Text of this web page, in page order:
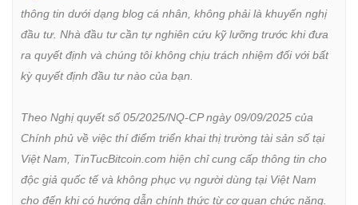
thông tin dưới dạng blog cá nhân, không phải là khuyến nghị
đầu tư. Nhà đầu tư cần tự nghiên cứu kỹ lưỡng trước khi đưa
ra quyết định và chúng tôi không chịu trách nhiệm đối với bất
kỳ quyết định đầu tư nào của bạn.
Theo Nghị quyết số 05/2025/NQ-CP ngày 09/09/2025 của
Chính phủ về việc thí điểm triển khai thị trường tài sản số tại
Việt Nam, TinTucBitcoin.com hiện chỉ cung cấp thông tin cho
độc giả quốc tế và không phục vụ người dùng tại Việt Nam
cho đến khi có hướng dẫn chính thức từ cơ quan chức năng.